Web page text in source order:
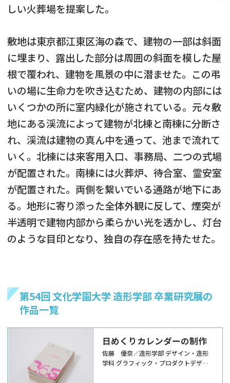
しい火葬場を提案した。
敷地は東京都江東区海の森で、建物の一部は斜面
に埋まり、露出した部分は周囲の斜面を模した屋
根で覆われ、建物を風景の中に潜ませた。この弔
いの場に生命力を吹き込むため、建物の内部には
いくつかの所に室内緑化が施されている。元々敷
地にある渓流によって建物が北棟と南棟に分断さ
れ、渓流は建物の真ん中を通って、池まで流れて
いく。北棟には来客用入口、事務局、二つの式場
が配置された。南棟には火葬炉、待合室、霊安室
が配置された。両側を繋いでいる通路が地下にあ
る。地形に寄り添った全体外観に反して、煙突が
半透明で建物内部から柔らかい光を透かし、灯台
のような目印となり、独自の存在感を持たせた。
第54回 文化学園大学 造形学部 卒業研究展の
作品一覧
日めくりカレンダーの制作
佐藤 優奈／造形学部 デザイン・造形
学科 グラフィック・プロダクトデザイ